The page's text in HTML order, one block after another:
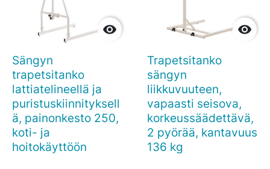

Sängyn
trapetsitanko
lattiatelineellä ja
puristuskiinnityksell
ä, painonkesto 250,
koti- ja
hoitokäyttöön

Trapetsitanko
sängyn
liikkuvuuteen,
vapaasti seisova,
korkeussäädettävä,
2 pyörää, kantavuus
136 kg